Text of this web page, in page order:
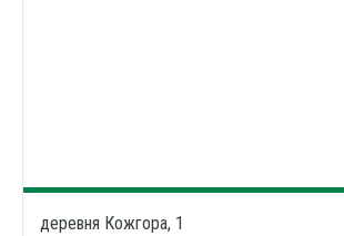
деревня Кожгора, 1